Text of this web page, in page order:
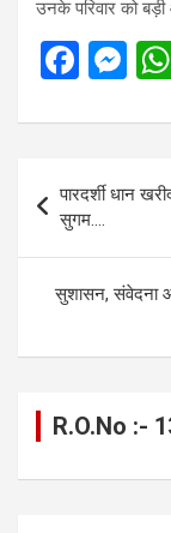
उनके परिवार को बड़ी
F
ce
b
o
o
k
M
se
g
er
navigation
पारदर्शी धान
सुगम….
सुशासन, संवेदना
R.O.No :-